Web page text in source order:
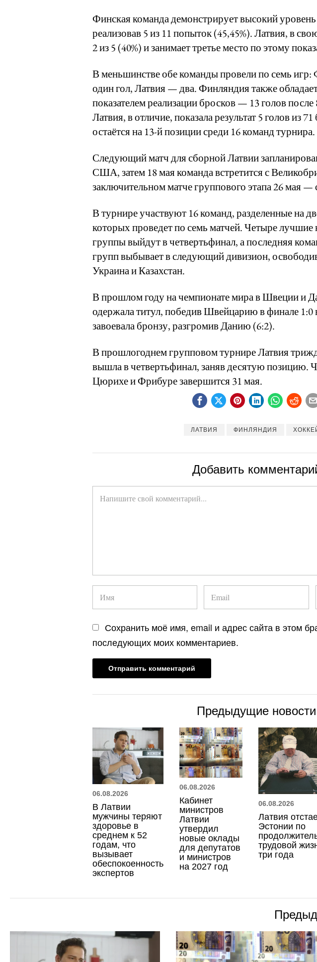
Финская команда демонстрирует высокий
реализовав 5 из 11 попыток (45,45%). Латвия, в
2 из 5 (40%) и занимает третье место по этому
В меньшинстве обе команды провели по семь
один гол, Латвия — два. Финляндия также
показателем реализации бросков — 13 голов после
Латвия, в отличие, показала результат 5 голов из
остаётся на 13-й позиции среди 16 команд турнира.
Следующий матч для сборной Латвии
США, затем 18 мая команда встретится с
заключительном матче группового этапа 26 мая —
В турнире участвуют 16 команд, разделенные на
которых проведет по семь матчей. Четыре
группы выйдут в четвертьфинал, а последняя
групп выбывает в следующий дивизион,
Украина и Казахстан.
В прошлом году на чемпионате мира в Швеции и
одержала титул, победив Швейцарию в финале
завоевала бронзу, разгромив Данию (6:2).
В прошлогоднем групповом турнире Латвия
вышла в четвертьфинал, заняв десятую позицию.
Цюрихе и Фрибуре завершится 31 мая.
ЛАТВИЯ ФИНЛЯНДИЯ
Добавить
Сохранить моё имя, email и адрес сайта в этом
последующих моих комментариев.
Предыдущие новости
06.08.2026
В Латвии
мужчины теряют
здоровье в
среднем к 52
годам, что
вызывает
обеспокоенность
экспертов
06.08.2026
Кабинет
министров
Латвии
утвердил
новые оклады
для депутатов
и министров
на 2027 год
06.08.2026
Латвия
Эстонии по
трудовой
три года